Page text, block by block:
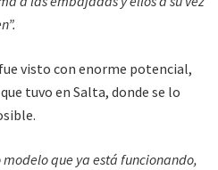
visto con enorme potencial,
tuvo en Salta, donde se lo
modelo que ya está funcionando,